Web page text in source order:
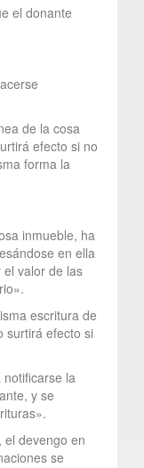
el donante
de la cosa
efecto si no
forma la
inmueble, ha
en ella
el valor de las
escritura de
surtirá efecto si
la
y se
el devengo en
se